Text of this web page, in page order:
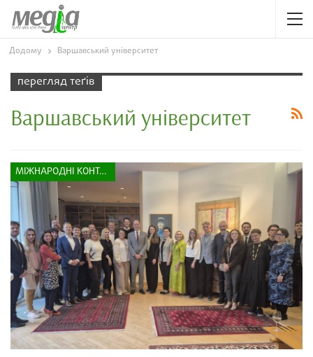
Додому Варшавський університет
перегляд теґів
Варшавський університет
МІЖНАРОДНІ КОНТАКТИ